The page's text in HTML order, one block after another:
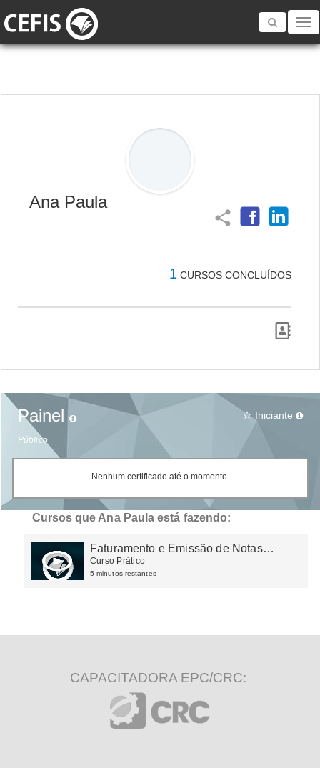
Toggle
Ana Paula
share
1 CURSOS CONCLUÍDOS
Painel
Público
star_border Iniciante
Nenhum certificado até o momento.
Cursos que Ana Paula está fazendo:
Faturamento e Emissão de Notas
Fiscais
Curso Prático
5 minutos restantes
CAPACITADORA EPC/CRC: